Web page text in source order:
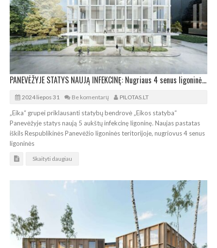
PANEVĖŽYJE STATYS NAUJĄ INFEKCINĘ: Nugriaus 4 senus ligoninės pastatus
2024 liepos 31 Be komentarų PILOTAS.LT
„Eika“ grupei priklausanti statybų bendrovė „Eikos statyba“
Panevėžyje statys naują 5 aukštų infekcinę ligoninę. Naujas pastatas
iškils Respublikinės Panevėžio ligoninės teritorijoje, nugriovus 4 senus
ligoninės
Skaityti daugiau